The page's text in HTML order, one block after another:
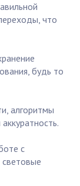
что
будь то
алгоритмы
с